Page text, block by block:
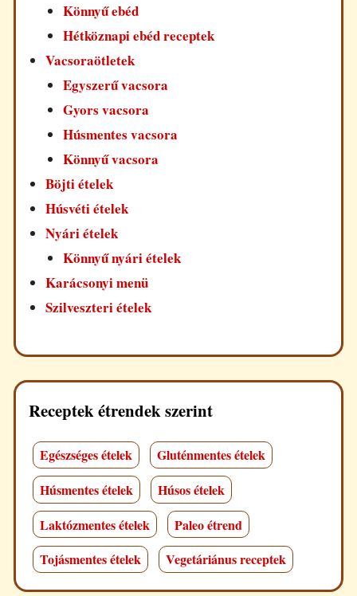
Könnyű ebéd
Hétköznapi ebéd receptek
Vacsoraötletek
Egyszerű vacsora
Gyors vacsora
Húsmentes vacsora
Könnyű vacsora
Böjti ételek
Húsvéti ételek
Nyári ételek
Könnyű nyári ételek
Karácsonyi menü
Szilveszteri ételek
Receptek étrendek szerint
Egészséges ételek
Gluténmentes ételek
Húsmentes ételek
Húsos ételek
Laktózmentes ételek
Paleo étrend
Tojásmentes ételek
Vegetáriánus receptek